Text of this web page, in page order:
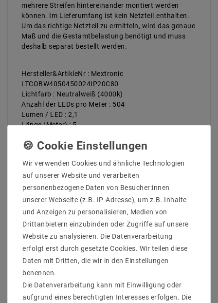
mehrere Streifen hintereinander montiert werden
können. Im Lieferumfang ist kein Netzteil.enthalten.
Um das richtige Netzteil zu ermitteln, wird das genaue
Maß und die Gestamtbelastung benötigt und muss
deshalb separat bestellt werden.
Hersteller&ArtikleNr : Mextronic
LTCOBW4050450024IP20C80
Lichtfarb : Neutralweiß (4000k)
Anzahl der LEDs pro Meter : 504
Lumen / LED : 2,1
Länge (Meter) : 5
Farbwiedergabe : 83
Betriebstemperatur (C°) : -20ºC - 50ºC
Arbeitsspannung (Volt) : 24
Arbeitsstrom / Meter max bis (mA) : 500
gesamter Arbeitsstrom (max) bis (mA) : 2,5
gesamte Leistung (W) bis : 60
Breite in mm : 10
Hohe in mm : 2
Lichtausbeute bis : 88 lm/W
Enegrieklasse (2017/1369) : G
Schutzklasse : 20
Nennlebensdauer bis zu (Stunden) : 35000
dimmbar : dimmbar über PWM
Wir verwenden Cookies und ähnliche Technologien
auf unserer Website und verarbeiten
personenbezogene Daten von Besucher:innen
unserer Webseite (z.B. IP-Adresse), um z.B. Inhalte
und Anzeigen zu personalisieren, Medien von
Drittanbietern einzubinden oder Zugriffe auf unsere
Website zu analysieren. Die Datenverarbeitung
erfolgt erst durch gesetzte Cookies. Wir teilen diese
Daten mit Dritten, die wir in den Einstellungen
benennen.
Die Datenverarbeitung kann mit Einwilligung oder
aufgrund eines berechtigten Interesses erfolgen. Die